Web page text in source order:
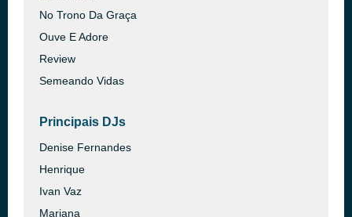
No Trono Da Graça
Ouve E Adore
Review
Semeando Vidas
Principais DJs
Denise Fernandes
Henrique
Ivan Vaz
Mariana